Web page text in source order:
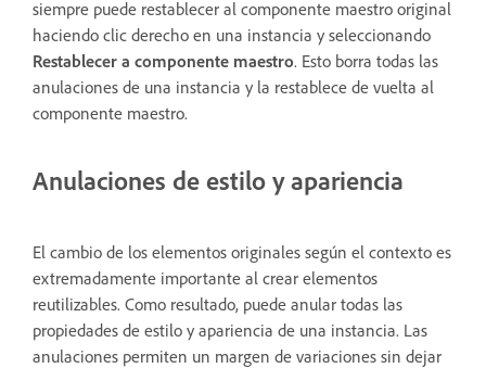
siempre puede restablecer al componente maestro original
haciendo clic derecho en una instancia y seleccionando
Restablecer a componente maestro. Esto borra todas las
anulaciones de una instancia y la restablece de vuelta al
componente maestro.
Anulaciones de estilo y apariencia
El cambio de los elementos originales según el contexto es
extremadamente importante al crear elementos
reutilizables. Como resultado, puede anular todas las
propiedades de estilo y apariencia de una instancia. Las
anulaciones permiten un margen de variaciones sin dejar